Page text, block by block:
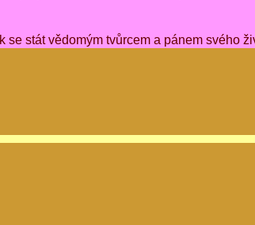
stát vědomým tvůrcem a pánem svého